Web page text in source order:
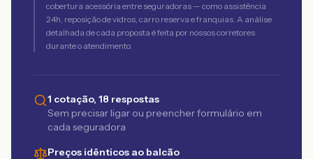
cobertura acessória entre seguradoras — como assistência
24h, reposição de vidros, carro reserva e franquias. A análise
detalhada de cada proposta é feita por nossos corretores
durante o atendimento.
1 cotação, 18 respostas
Sem precisar ligar ou preencher formulário em
cada seguradora
Preços idênticos ao balcão